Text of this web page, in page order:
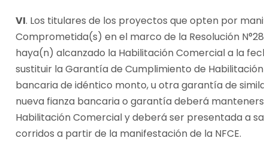
VI. Los titulares de los proyectos que opten por
Comprometida(s) en el marco de la Resolución
haya(n) alcanzado la Habilitación Comercial a la
sustituir la Garantía de Cumplimiento de
bancaria de idéntico monto, u otra garantía de
nueva fianza bancaria o garantía deberá
Habilitación Comercial y deberá ser presentada a
corridos a partir de la manifestación de la NFCE.